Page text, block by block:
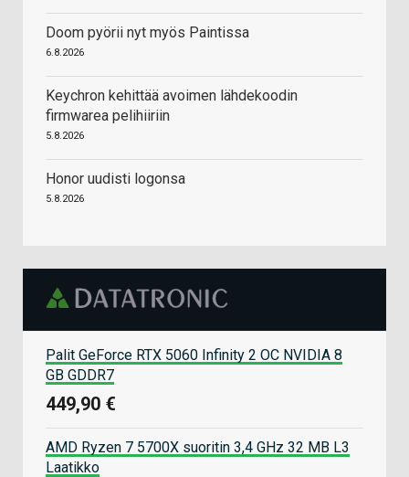
Doom pyörii nyt myös Paintissa
6.8.2026
Keychron kehittää avoimen lähdekoodin
firmwarea pelihiiriin
5.8.2026
Honor uudisti logonsa
5.8.2026
Palit GeForce RTX 5060 Infinity 2 OC NVIDIA 8
GB GDDR7
449,90 €
AMD Ryzen 7 5700X suoritin 3,4 GHz 32 MB L3
Laatikko